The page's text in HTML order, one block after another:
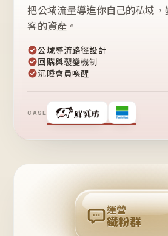
把公域流量導進你自己的私域
客的資產。
公域導流路徑設計
回購與裂變機制
沉睡會員喚醒
CASE
❤
粉
回
購
運營
鐵粉群